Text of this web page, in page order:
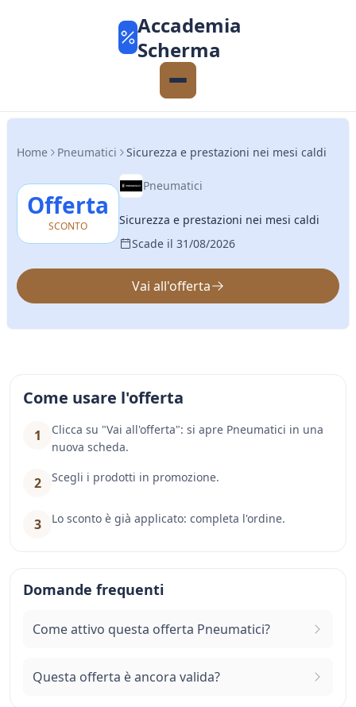
Accademia
Scherma
Home Pneumatici Sicurezza e prestazioni nei mesi caldi
Offerta
SCONTO
Pneumatici
Sicurezza e prestazioni nei mesi caldi
Scade il 31/08/2026
Vai all'offerta
Come usare l'offerta
1
Clicca su "Vai all'offerta": si apre Pneumatici in una
nuova scheda.
2 Scegli i prodotti in promozione.
3 Lo sconto è già applicato: completa l'ordine.
Domande frequenti
Come attivo questa offerta Pneumatici?
Questa offerta è ancora valida?